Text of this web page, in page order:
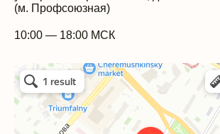
(м. Профсоюзная)
10:00 — 18:00 МСК
Эколого-просветительский центр Заповедники
Экологическая организация в Москве
Общественная организация в Москве